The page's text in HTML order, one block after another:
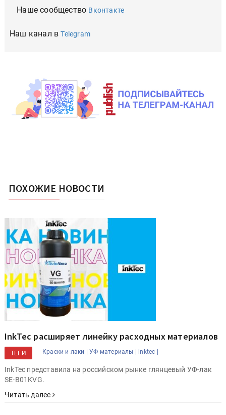
Наше сообщество Вконтакте
Наш канал вTelegram
ПОХОЖИЕ НОВОСТИ
InkTec расширяет линейку расходных материалов
ТЕГИ Краски и лаки | УФ-материалы | inktec |
InkTec представила на российском рынке глянцевый УФ-лак
SE-B01KVG.
Читать далее